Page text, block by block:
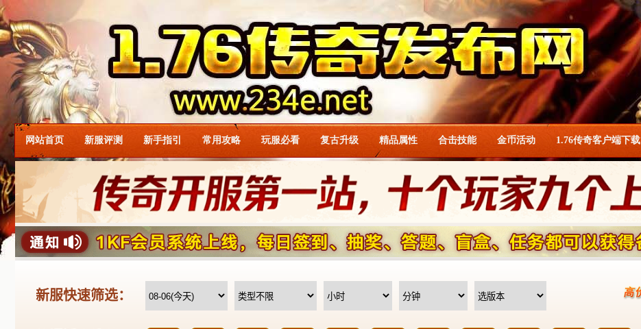
网站首页 新服评测 新手指引 常用攻略 玩服必看 复古升级 精品属性 合击技能 金币活动 1.76传奇客户端下载